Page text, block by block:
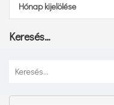
Hónap kijelölése
Keresés…
Keresés: